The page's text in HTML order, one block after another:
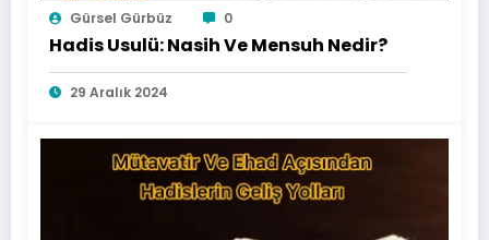
Gürsel Gürbüz 0
Hadis Usulü: Nasih Ve Mensuh Nedir?
29 Aralık 2024